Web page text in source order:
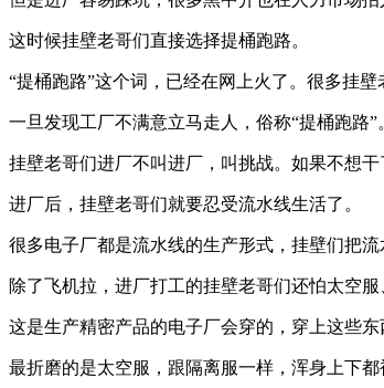
这时候挂壁老哥们直接选择提桶跑路。
“提桶跑路”这个词，已经在网上火了。很多挂
一旦发现工厂不满意立马走人，俗称“提桶跑路”
挂壁老哥们进厂不叫进厂，叫挑战。如果不想干
进厂后，挂壁老哥们就要忍受流水线生活了。
很多电子厂都是流水线的生产形式，挂壁们把
除了飞机拉，进厂打工的挂壁老哥们还怕太空服
这是生产精密产品的电子厂会穿的，穿上这些东
最折磨的是太空服，跟隔离服一样，浑身上下都